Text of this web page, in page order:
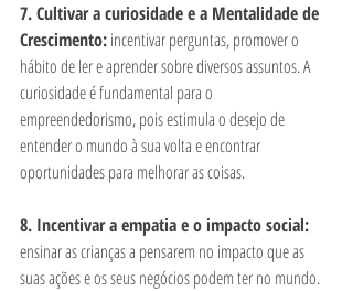
7. Cultivar a curiosidade e a Mentalidade de
Crescimento: incentivar perguntas, promover o
hábito de ler e aprender sobre diversos assuntos. A
curiosidade é fundamental para o
empreendedorismo, pois estimula o desejo de
entender o mundo à sua volta e encontrar
oportunidades para melhorar as coisas.
8. Incentivar a empatia e o impacto social:
ensinar as crianças a pensarem no impacto que as
suas ações e os seus negócios podem ter no mundo.